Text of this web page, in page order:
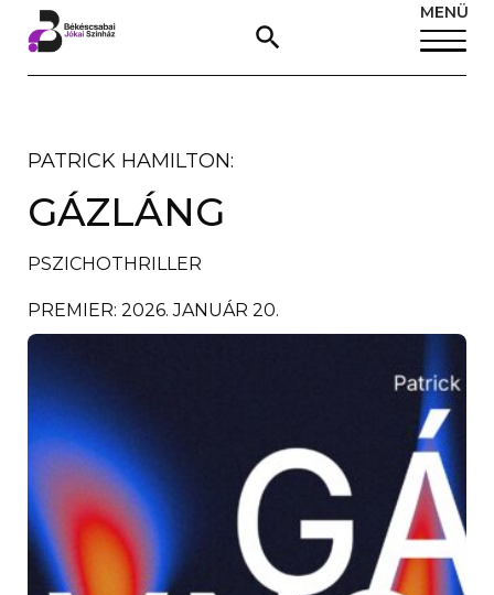
MENÜ
PATRICK HAMILTON:
GÁZLÁNG
PSZICHOTHRILLER
PREMIER: 2026. JANUÁR 20.